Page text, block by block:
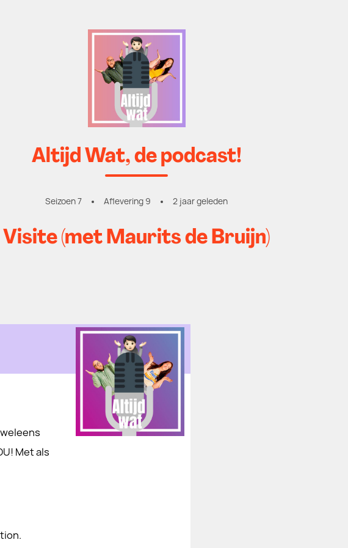
Altijd Wat, de podcast!
Seizoen 7 Aflevering 9 2 jaar geleden
Visite (met Maurits de Bruijn)
Met als